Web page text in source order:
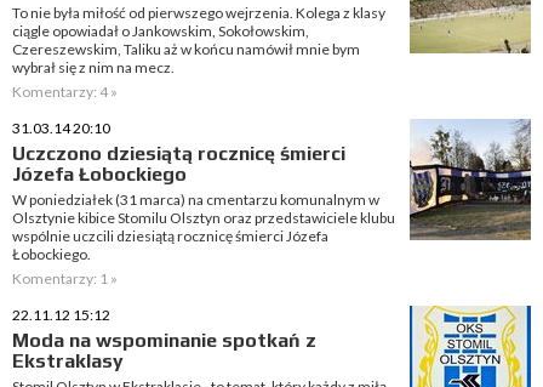
To nie była miłość od pierwszego wejrzenia. Kolega z klasy
ciągle opowiadał o Jankowskim, Sokołowskim,
Czereszewskim, Taliku aż w końcu namówił mnie bym
wybrał się z nim na mecz.
Komentarzy: 4 »
31.03.14 20:10
Uczczono dziesiątą rocznicę śmierci
Józefa Łobockiego
W poniedziałek (31 marca) na cmentarzu komunalnym w
Olsztynie kibice Stomilu Olsztyn oraz przedstawiciele klubu
wspólnie uczcili dziesiątą rocznicę śmierci Józefa
Łobockiego.
Komentarzy: 1 »
22.11.12 15:12
Moda na wspominanie spotkań z
Ekstraklasy